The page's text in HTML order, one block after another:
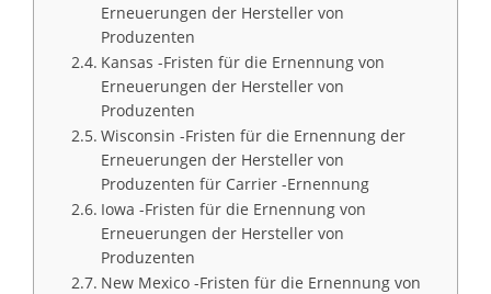
Erneuerungen der Hersteller von
Produzenten
Kansas -Fristen für die Ernennung von
Erneuerungen der Hersteller von
Produzenten
Wisconsin -Fristen für die Ernennung der
Erneuerungen der Hersteller von
Produzenten für Carrier -Ernennung
Iowa -Fristen für die Ernennung von
Erneuerungen der Hersteller von
Produzenten
New Mexico -Fristen für die Ernennung von